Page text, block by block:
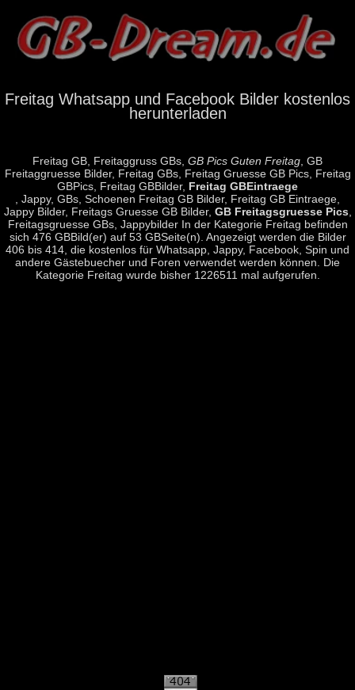
Freitag Whatsapp und Facebook Bilder kostenlos
herunterladen
Freitag GB, Freitaggruss GBs, GB Pics Guten Freitag , GB
Freitaggruesse Bilder, Freitag GBs, Freitag Gruesse GB Pics, Freitag
GBPics, Freitag GBBilder, Freitag GBEintraege
, Jappy, GBs, Schoenen Freitag GB Bilder, Freitag GB Eintraege,
Jappy Bilder, Freitags Gruesse GB Bilder, GB Freitagsgruesse Pics,
Freitagsgruesse GBs, Jappybilder In der Kategorie Freitag befinden
sich 476 GBBild(er) auf 53 GBSeite(n). Angezeigt werden die Bilder
406 bis 414, die kostenlos für Whatsapp, Jappy, Facebook, Spin und
andere Gästebuecher und Foren verwendet werden können. Die
Kategorie Freitag wurde bisher 1226511 mal aufgerufen.